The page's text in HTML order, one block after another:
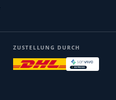
ZUSTELLUNG DURCH